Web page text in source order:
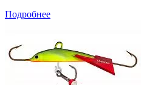
Подробнее